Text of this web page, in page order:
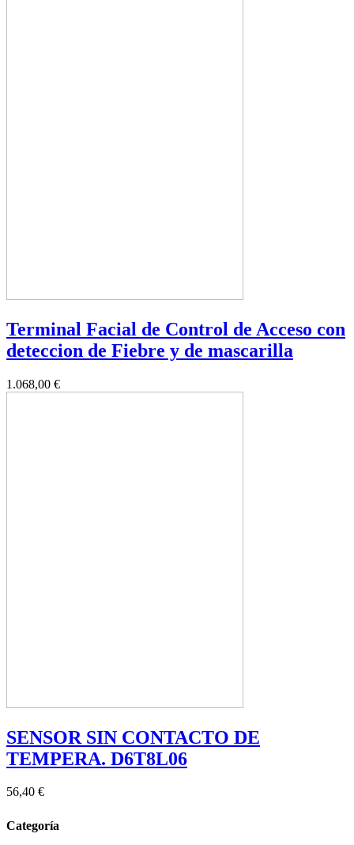
Terminal Facial de Control de Acceso con
deteccion de Fiebre y de mascarilla
1.068,00 €
SENSOR SIN CONTACTO DE
TEMPERA. D6T8L06
56,40 €
Categoría